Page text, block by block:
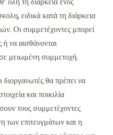
ειδικά κατά τη διάρκεια
Οι συμμετέχοντες μπορεί
να αισθάνονται
μειωμένη συμμετοχή.
διοργανωτές θα πρέπει να
και ποικιλία
τους συμμετέχοντες
των επιτευγμάτων και η